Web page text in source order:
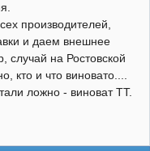
производителей,
и даем внешнее
случай на Ростовской
кто и что виновато....
ложно - виноват ТТ.